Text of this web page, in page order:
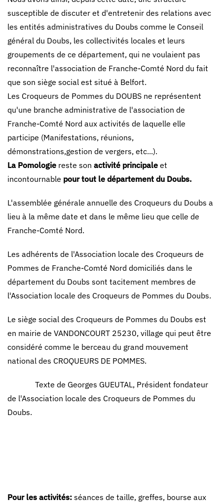
susceptible de discuter et d'entretenir des relations avec
les entités administratives du Doubs comme le Conseil
général du Doubs, les collectivités locales et leurs
groupements de ce département, qui ne voulaient pas
reconnaître l'association de Franche-Comté Nord du fait
que son siège social est situé à Belfort.
Les Croqueurs de Pommes du DOUBS ne représentent
qu'une branche administrative de l'association de
Franche-Comté Nord aux activités de laquelle elle
participe (Manifestations, réunions,
démonstrations,gestion de vergers, etc...).
La Pomologie reste son activité principale et
incontournable pour tout le département du Doubs.
L'assemblée générale annuelle des Croqueurs du Doubs a
lieu à la même date et dans le même lieu que celle de
Franche-Comté Nord.
Les adhérents de l'Association locale des Croqueurs de
Pommes de Franche-Comté Nord domiciliés dans le
département du Doubs sont tacitement membres de
l'Association locale des Croqueurs de Pommes du Doubs.
Le siège social des Croqueurs de Pommes du Doubs est
en mairie de VANDONCOURT 25230, village qui peut être
considéré comme le berceau du grand mouvement
national des CROQUEURS DE POMMES.
Texte de Georges GUEUTAL, Président fondateur
de l'Association locale des Croqueurs de Pommes du
Doubs.
Pour les activités: séances de taille, greffes, bourse aux